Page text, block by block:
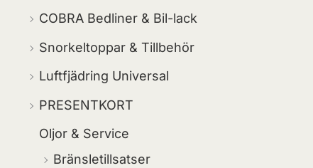
COBRA Bedliner & Bil-lack
Snorkeltoppar & Tillbehör
Luftfjädring Universal
PRESENTKORT
Oljor & Service
Bränsletillsatser